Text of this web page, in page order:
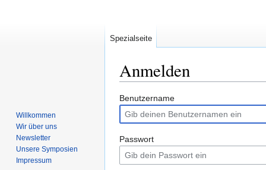
Anmelden
Zur
Navigation
springen
Zur
Suche
springen
Benutzername
Passwort
Spezialseite
Willkommen
Wir über uns
Newsletter
Unsere Symposien
Impressum